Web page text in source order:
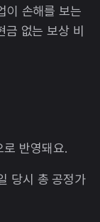
이 손해를 보는
없는 보상 비
로 반영돼요.
당시 총 공정가